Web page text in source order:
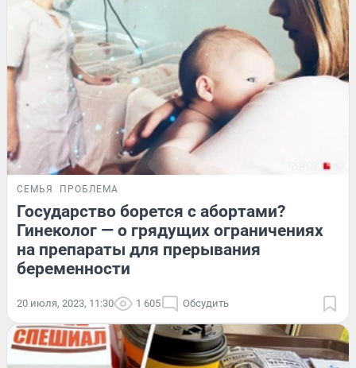
СЕМЬЯ ПРОБЛЕМА
Государство борется с абортами?
Гинеколог — о грядущих ограничениях
на препараты для прерывания
беременности
20 июля, 2023, 11:30 1 605 Обсудить